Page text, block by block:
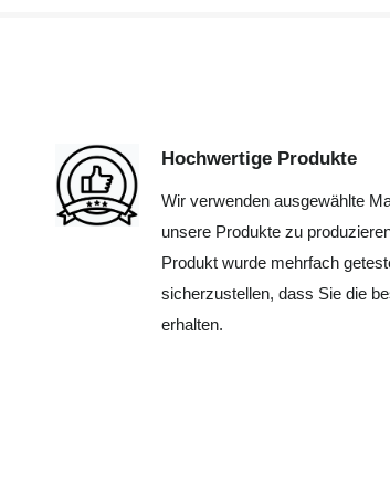
Hochwertige Produkte
Wir verwenden ausgewählte
unsere Produkte zu
Produkt wurde mehrfach
sicherzustellen, dass Sie die
erhalten.